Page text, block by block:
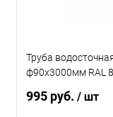
Труба
ф90х3000мм RAL
995 руб. / шт